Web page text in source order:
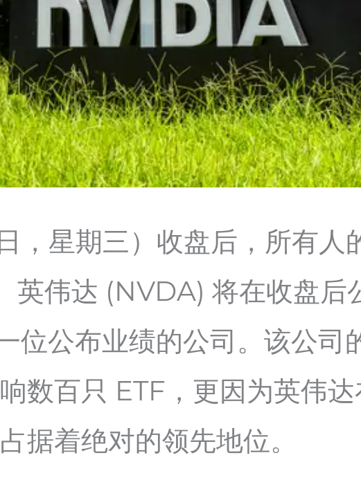
，星期三）收盘后，所有人
英伟达 (NVDA) 将在收盘后
位公布业绩的公司。该公司
数百只 ETF，更因为英伟
据着绝对的领先地位。